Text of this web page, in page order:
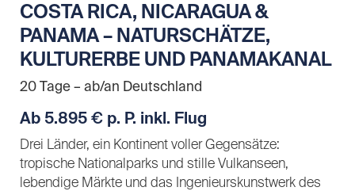
COSTA RICA, NICARAGUA &
PANAMA – NATURSCHÄTZE,
KULTURERBE UND PANAMAKANAL
20 Tage – ab/an Deutschland
Ab 5.895 € p. P. inkl. Flug
Drei Länder, ein Kontinent voller Gegensätze:
tropische Nationalparks und stille Vulkanseen,
lebendige Märkte und das Ingenieurskunstwerk des